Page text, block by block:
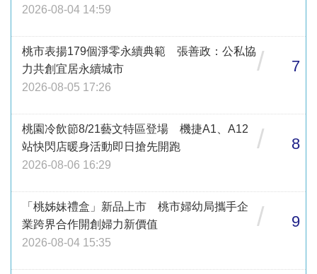
2026-08-04 14:59
桃市表揚179個淨零永續典範 張善政：公私協
力共創宜居永續城市
2026-08-05 17:26
/ 7
桃園冷飲節8/21藝文特區登場 機捷A1、A12
站快閃店暖身活動即日搶先開跑
2026-08-06 16:29
/ 8
「桃姊妹禮盒」新品上市 桃市婦幼局攜手企
業跨界合作開創婦力新價值
2026-08-04 15:35
/ 9